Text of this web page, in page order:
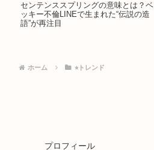
センテンススプリングの意味とは？ベ
ッキー不倫LINEで生まれた“伝説の造
語”が再注目
ホーム ⭐︎トレンド
プロフィール